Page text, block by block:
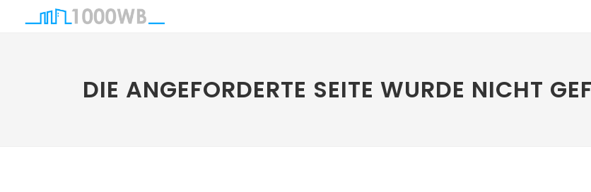
DIE ANGEFORDERTE SEITE WURDE NICHT